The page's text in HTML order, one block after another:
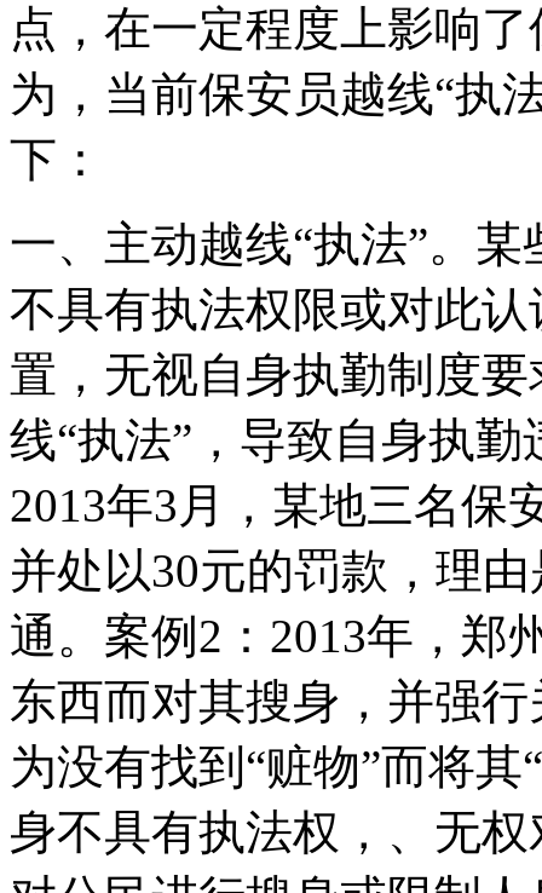
点，在一定程度上影响
为，当前保安员越线“执
下：
一、主动越线“执法”。
不具有执法权限或对此
置，无视自身执勤制度
线“执法”，导致自身执
2013年3月，某地三名保
并处以30元的罚款，理
通。案例2：2013年，郑
东西而对其搜身，并强
为没有找到“赃物”而将
身不具有执法权，、无